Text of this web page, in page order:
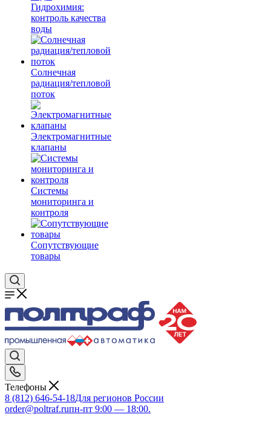
Гидрохимия:
контроль качества
воды
Солнечная
радиация/тепловой
поток
Электромагнитные
клапаны
Системы
мониторинга и
контроля
Сопутствующие
товары
Телефоны
8 (812) 646-54-18Для регионов России
order@poltraf.ruпн-пт 9:00 — 18:00.